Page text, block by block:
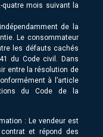
quatre mois suivant la
de la
Le consommateur
les défauts cachés
du Code civil. Dans
entre la résolution de
à l’article
du Code de la
: Le vendeur est
et répond des